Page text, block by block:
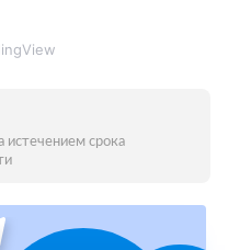
истечением срока